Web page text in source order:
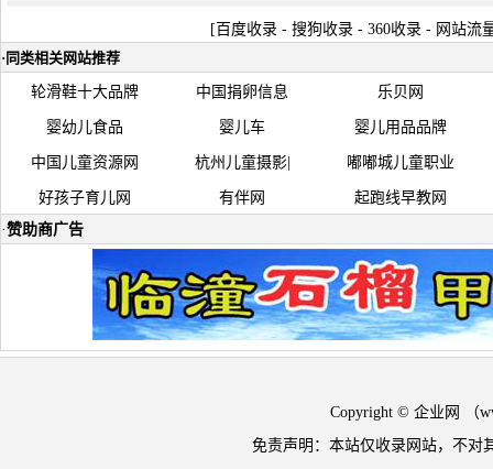
[ 百度收录 - 搜狗收录 - 360收录 - 网站流
· 同类相关网站推荐
轮滑鞋十大品牌 中国捐卵信息 乐贝网
婴幼儿食品 婴儿车 婴儿用品品牌
中国儿童资源网 杭州儿童摄影| 嘟嘟城儿童职业
好孩子育儿网 有伴网
起跑线早教网
·赞助商广告
Copyright © 企业网 （
免责声明：本站仅收录网站，不对